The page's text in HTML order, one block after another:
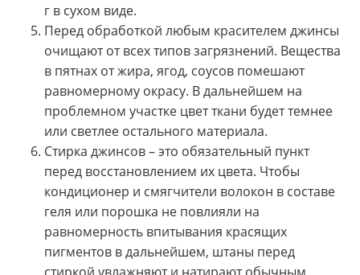
г в сухом виде.
Перед обработкой любым красителем джинсы
очищают от всех типов загрязнений. Вещества
в пятнах от жира, ягод, соусов помешают
равномерному окрасу. В дальнейшем на
проблемном участке цвет ткани будет темнее
или светлее остального материала.
Стирка джинсов – это обязательный пункт
перед восстановлением их цвета. Чтобы
кондиционер и смягчители волокон в составе
геля или порошка не повлияли на
равномерность впитывания красящих
пигментов в дальнейшем, штаны перед